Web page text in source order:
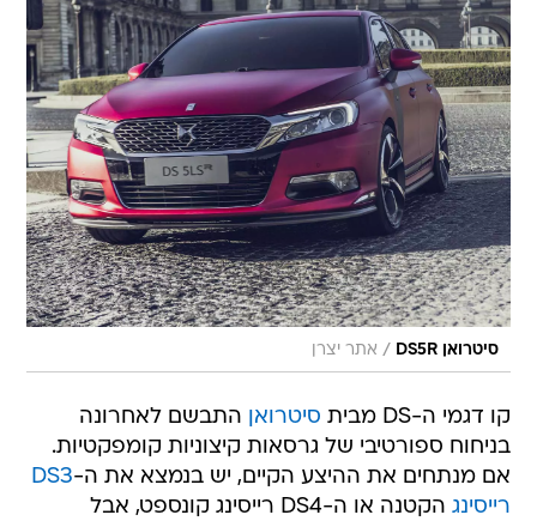
סיטרואן DS5R / אתר יצרן
קו דגמי ה-DS מבית סיטרואן
התבשם לאחרונה
בניחוח ספורטיבי של גרסאות קיצוניות קומפקטיות.
אם מנתחים את ההיצע הקיים, יש בנמצא את ה-DS3
רייסינג
הקטנה או ה-DS4 רייסינג קונספט, אבל